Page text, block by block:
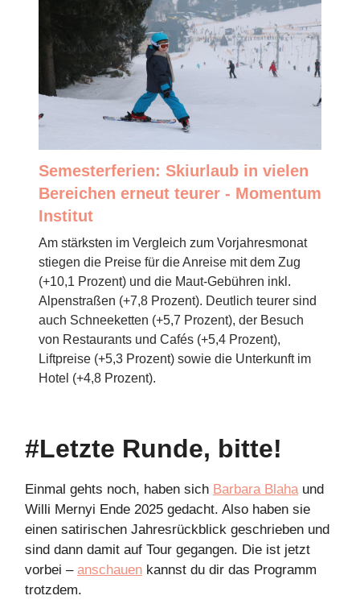
Semesterferien: Skiurlaub in vielen
Bereichen erneut teurer - Momentum
Institut
Am stärksten im Vergleich zum Vorjahresmonat
stiegen die Preise für die Anreise mit dem Zug
(+10,1 Prozent) und die Maut-Gebühren inkl.
Alpenstraßen (+7,8 Prozent). Deutlich teurer sind
auch Schneeketten (+5,7 Prozent), der Besuch
von Restaurants und Cafés (+5,4 Prozent),
Liftpreise (+5,3 Prozent) sowie die Unterkunft im
Hotel (+4,8 Prozent).
#Letzte Runde, bitte!
Einmal gehts noch, haben sich Barbara Blaha und
Willi Mernyi Ende 2025 gedacht. Also haben sie
einen satirischen Jahresrückblick geschrieben und
sind dann damit auf Tour gegangen. Die ist jetzt
vorbei – anschauen kannst du dir das Programm
trotzdem.